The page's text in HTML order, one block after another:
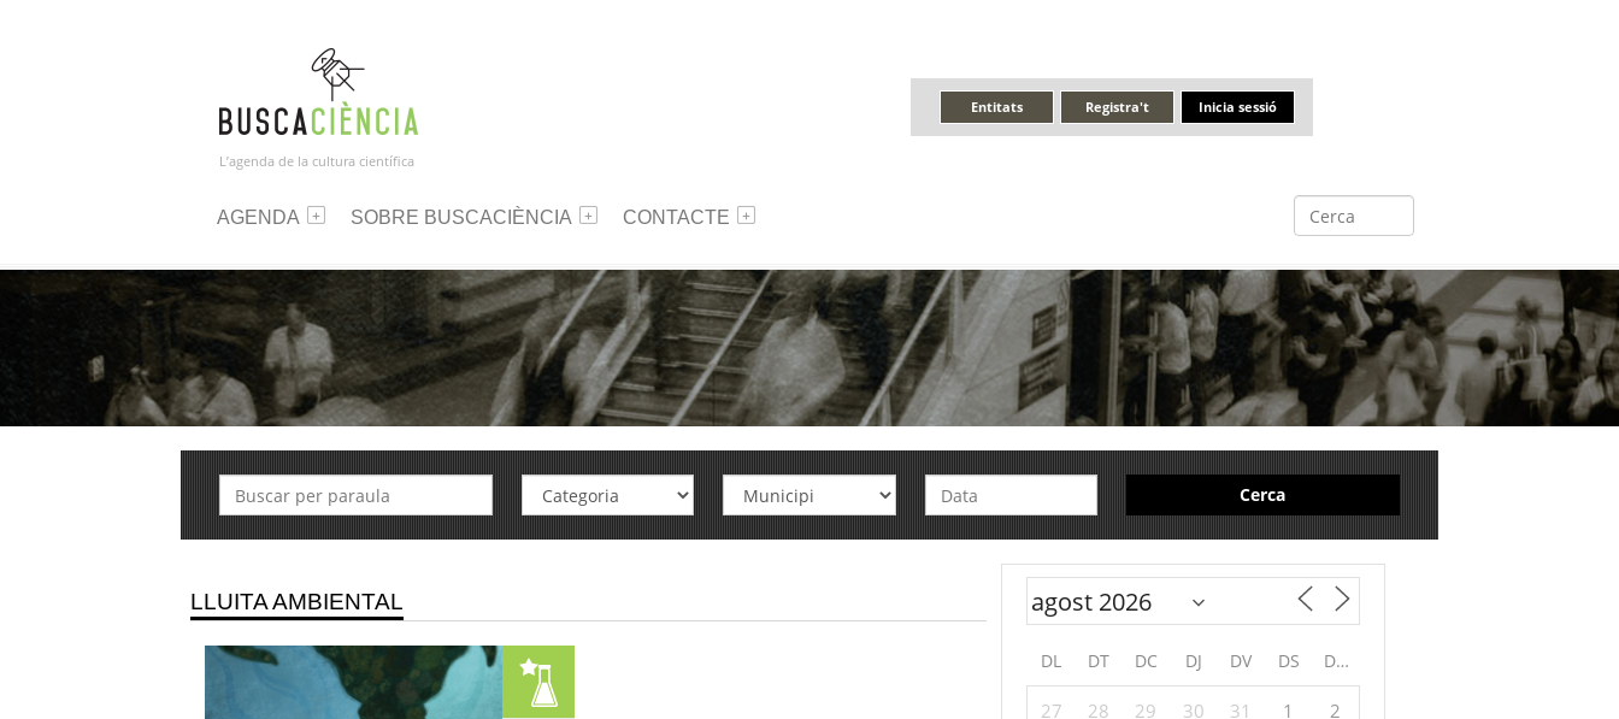
L’agenda de la cultura científica
Inicia sessió
Registra't
Entitats
AGENDA SOBRE BUSCACIÈNCIA CONTACTE
Cerca
LLUITA AMBIENTAL
DL DT DC DJ DV DS DG
27 28 29 30 31 1
2